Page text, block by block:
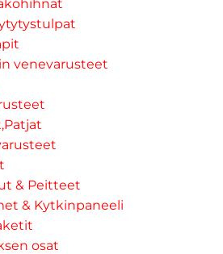
venevarusteet
& Peitteet
& Kytkinpaneeli
osat